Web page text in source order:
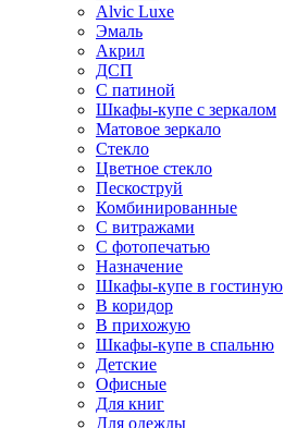
Alvic Luxe
Эмаль
Акрил
ДСП
С патиной
Шкафы-купе с зеркалом
Матовое зеркало
Стекло
Цветное стекло
Пескоструй
Комбинированные
С витражами
С фотопечатью
Назначение
Шкафы-купе в гостиную
В коридор
В прихожую
Шкафы-купе в спальню
Детские
Офисные
Для книг
Для одежды